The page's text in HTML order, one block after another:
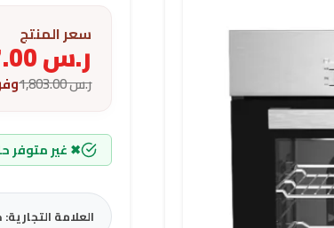
سعر المنتج
ر.س
ر.س1,803.00
✖ غير متوفر
العلامة